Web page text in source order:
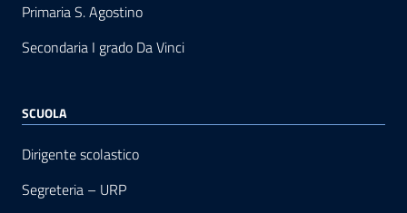
Primaria S. Agostino
Secondaria I grado Da Vinci
SCUOLA
Dirigente scolastico
Segreteria – URP